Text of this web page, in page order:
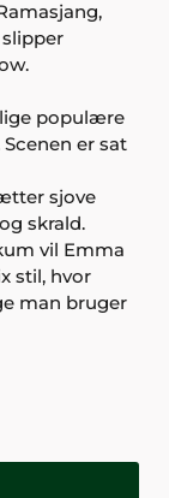
populære
er sat
sjove
skrald.
vil Emma
stil, hvor
man bruger